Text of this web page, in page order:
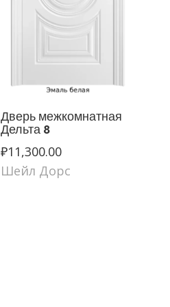
Дверь межкомнатная
Дельта 8
₽11,300.00
Шейл Дорс